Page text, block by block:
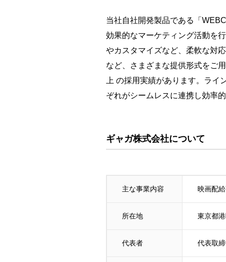
当社自社開発製品である「
効果的なマーケティング活動を
やカスタマイズなど、柔軟な対
など、さまざまな提供形式をご
上 の採用実績があります。ラ
ぞれがシームレスに連携し効率
ギャガ株式会社について
主な事業内容 映画配
所在地 東京都
代表者 代表取